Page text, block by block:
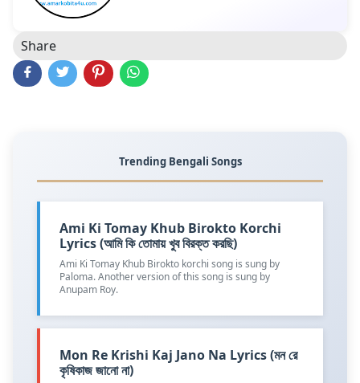
Share
Trending Bengali Songs
Ami Ki Tomay Khub Birokto Korchi
Lyrics (আমি কি তোমায় খুব বিরক্ত করছি)
Ami Ki Tomay Khub Birokto korchi song is sung by
Paloma. Another version of this song is sung by
Anupam Roy.
Mon Re Krishi Kaj Jano Na Lyrics (মন রে
কৃষিকাজ জানো না)